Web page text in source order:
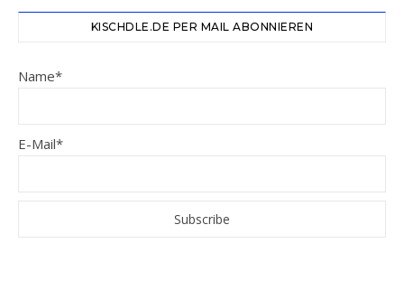
KISCHDLE.DE PER MAIL ABONNIEREN
Name*
E-Mail*